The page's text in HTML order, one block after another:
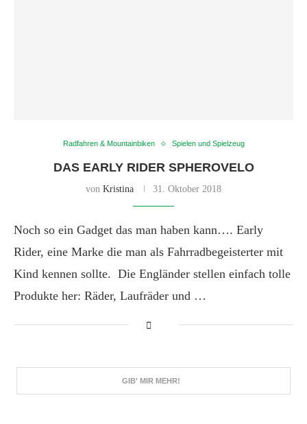
Radfahren & Mountainbiken Spielen und Spielzeug
DAS EARLY RIDER SPHEROVELO
von Kristina 31. Oktober 2018
Noch so ein Gadget das man haben kann…. Early
Rider, eine Marke die man als Fahrradbegeisterter mit
Kind kennen sollte. Die Engländer stellen einfach tolle
Produkte her: Räder, Laufräder und …
GIB' MIR MEHR!